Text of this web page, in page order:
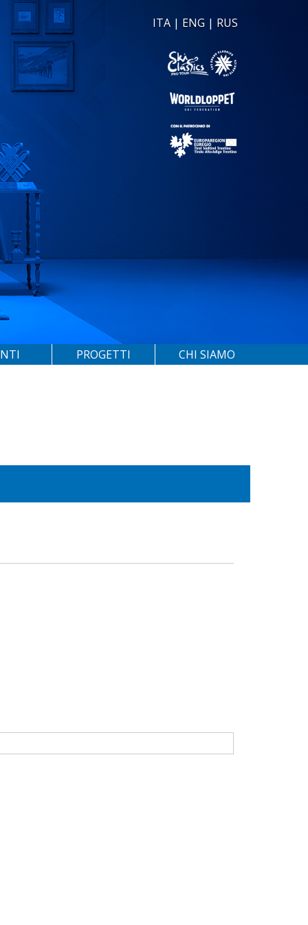
ITA | ENG | RUS
PROGETTI CHI SIAMO